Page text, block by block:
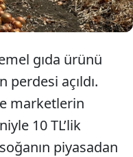
gıda ürünü
açıldı.
marketlerin
10 TL’lik
piyasadan